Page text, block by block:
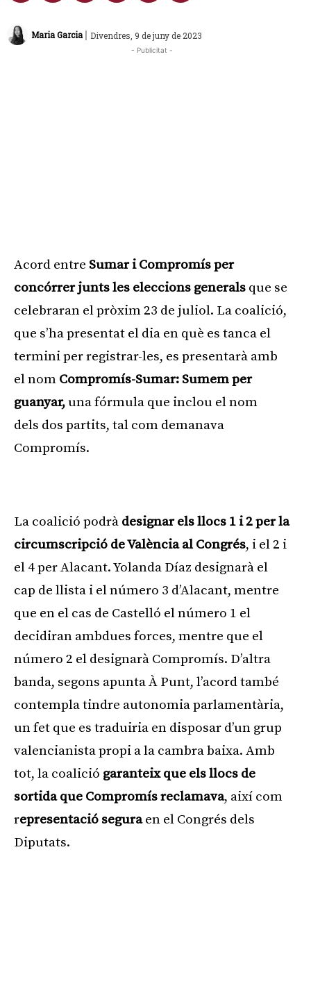
Maria Garcia | Divendres, 9 de juny de 2023
- Publicitat -
Acord entre Sumar i Compromís per
concórrer junts les eleccions generals que se
celebraran el pròxim 23 de juliol. La coalició,
que s’ha presentat el dia en què es tanca el
termini per registrar-les, es presentarà amb
el nom Compromís-Sumar: Sumem per
guanyar,una fórmula que inclou el nom
dels dos partits, tal com demanava
Compromís.
La coalició podrà designar els llocs 1 i 2 per la
circumscripció de València al Congrés, i el 2 i
el 4 per Alacant. Yolanda Díaz designarà el
cap de llista i el número 3 d’Alacant, mentre
que en el cas de Castelló el número 1 el
decidiran ambdues forces, mentre que el
número 2 el designarà Compromís. D’altra
banda, segons apunta À Punt, l’acord també
contempla tindre autonomia parlamentària,
un fet que es traduiria en disposar d’un grup
valencianista propi a la cambra baixa. Amb
tot, la coalició garanteix que els llocs de
sortida que Compromís reclamava, així com
representació seguraen el Congrés dels
Diputats.